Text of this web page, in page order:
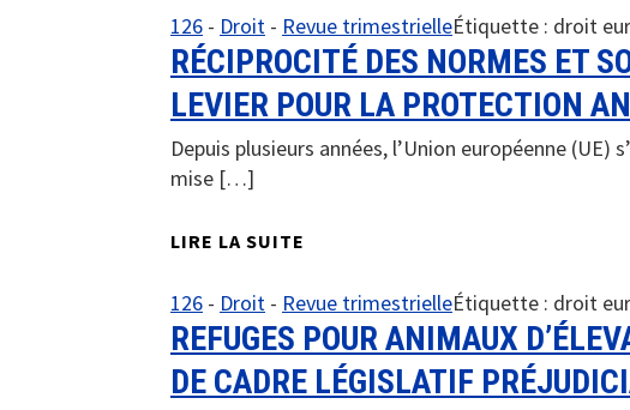
126 - Droit - Revue trimestrielleÉtiquette : droit
RÉCIPROCITÉ DES NORMES ET
LEVIER POUR LA PROTECTION
Depuis plusieurs années, l’Union européenne
mise […]
LIRE LA SUITE
126 - Droit - Revue trimestrielleÉtiquette : droit
REFUGES POUR ANIMAUX
DE CADRE LÉGISLATIF